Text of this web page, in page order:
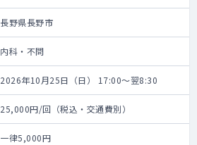
長野県長野市
内科・不問
2026年10月25日（日） 17:00～翌8:30
25,000円/回（税込・交通費別）
一律5,000円